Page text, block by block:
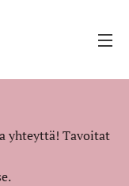
yhteyttä! Tavoitat